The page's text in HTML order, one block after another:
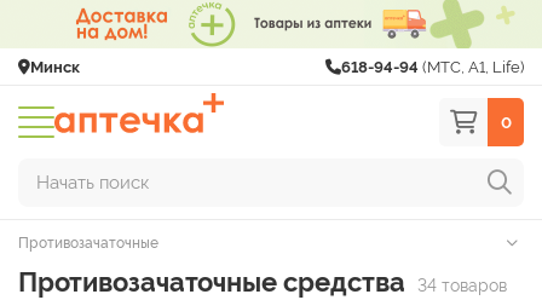
Минск 618-94-94 (МТС, A1, Life)
0
Начать поиск
Противозачаточные
Противозачаточные средства 34 товаров